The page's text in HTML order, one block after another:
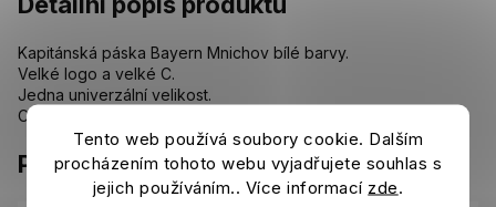
Tento web používá soubory cookie. Dalším
procházením tohoto webu vyjadřujete souhlas s
jejich používáním.. Více informací zde.
Kapitánská páska Bayern Mnichov bílé barvy.
Velké logo a velké C.
Jedna univerzální velikost.
Cca 9 cm široká.
Parametry